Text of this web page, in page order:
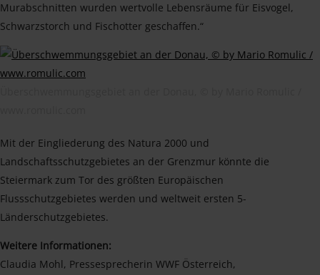
Murabschnitten wurden wertvolle Lebensräume für Eisvogel,
Schwarzstorch und Fischotter geschaffen.“
Mit der Eingliederung des Natura 2000 und
Landschaftsschutzgebietes an der Grenzmur könnte die
Steiermark zum Tor des größten Europäischen
Flussschutzgebietes werden und weltweit ersten 5-
Länderschutzgebietes.
Weitere Informationen:
Claudia Mohl, Pressesprecherin WWF Österreich,